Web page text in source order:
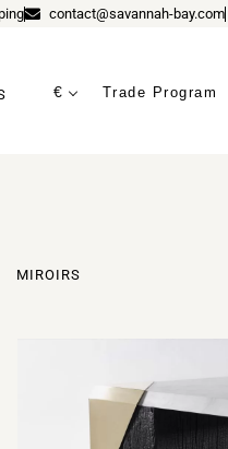
contact@savannah-bay.com
€ Trade Program
MIROIRS